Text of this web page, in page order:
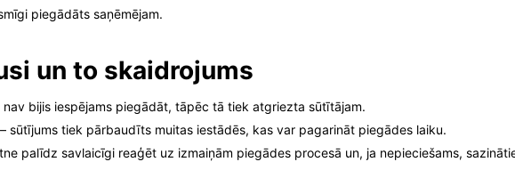
piegādāts saņēmējam.
un to skaidrojums
nav bijis iespējams piegādāt, tāpēc tā tiek atgriezta sūtītājam.
– sūtījums tiek pārbaudīts muitas iestādēs, kas var pagarināt piegādes laiku.
palīdz savlaicīgi reaģēt uz izmaiņām piegādes procesā un, ja nepieciešams,